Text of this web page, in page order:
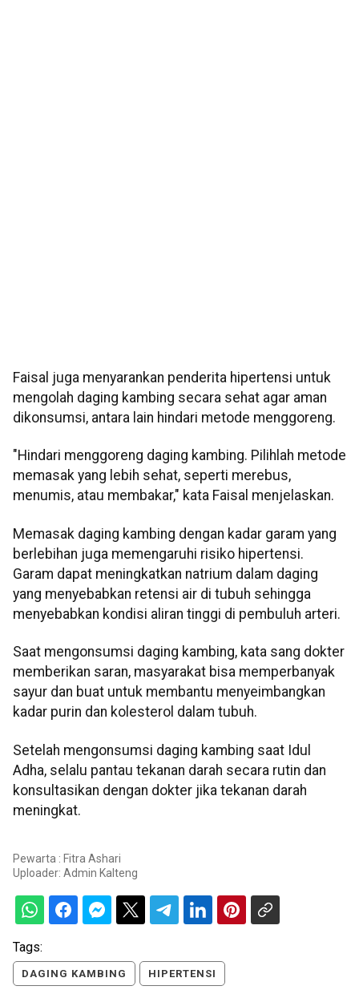
Faisal juga menyarankan penderita hipertensi untuk
mengolah daging kambing secara sehat agar aman
dikonsumsi, antara lain hindari metode menggoreng.
"Hindari menggoreng daging kambing. Pilihlah metode
memasak yang lebih sehat, seperti merebus,
menumis, atau membakar," kata Faisal menjelaskan.
Memasak daging kambing dengan kadar garam yang
berlebihan juga memengaruhi risiko hipertensi.
Garam dapat meningkatkan natrium dalam daging
yang menyebabkan retensi air di tubuh sehingga
menyebabkan kondisi aliran tinggi di pembuluh arteri.
Saat mengonsumsi daging kambing, kata sang dokter
memberikan saran, masyarakat bisa memperbanyak
sayur dan buat untuk membantu menyeimbangkan
kadar purin dan kolesterol dalam tubuh.
Setelah mengonsumsi daging kambing saat Idul
Adha, selalu pantau tekanan darah secara rutin dan
konsultasikan dengan dokter jika tekanan darah
meningkat.
Pewarta : Fitra Ashari
Uploader: Admin Kalteng
Tags:
DAGING KAMBING HIPERTENSI